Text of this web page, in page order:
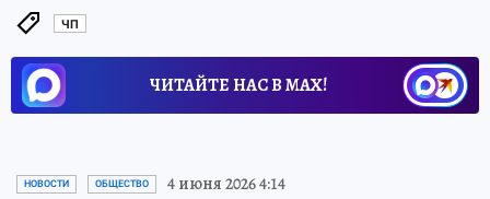
ЧП
ЧИТАЙТЕ НАС В МАХ!
НОВОСТИ ОБЩЕСТВО 4 июня 2026 4:14